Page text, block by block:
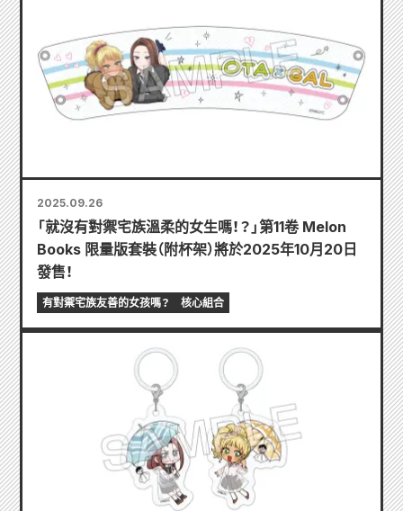
2025.09.26
「就沒有對禦宅族溫柔的女生嗎！？」第11卷 Melon
Books 限量版套裝（附杯架）將於2025年10月20日
發售！
有對禦宅族友善的女孩嗎？ 核心組合